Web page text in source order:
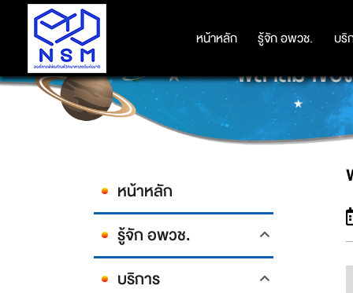
หน้าหลัก รู้จัก อพวช. บริ
หน้าหลัก รู้จัก อพวช. บริ
พลาสมาขอ
หน้าหลัก
รู้จัก อพวช.
บริการ